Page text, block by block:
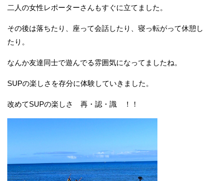
二人の女性レポーターさんもすぐに立てました。
その後は落ちたり、座って会話したり、寝っ転がって休憩し
たり。
なんか友達同士で遊んでる雰囲気になってましたね。
SUPの楽しさを存分に体験していきました。
改めてSUPの楽しさ 再・認・識 ！！